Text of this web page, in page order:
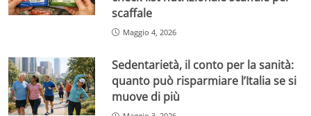
scaffale
Maggio 4, 2026
Sedentarietà, il conto per la sanità:
quanto può risparmiare l’Italia se si
muove di più